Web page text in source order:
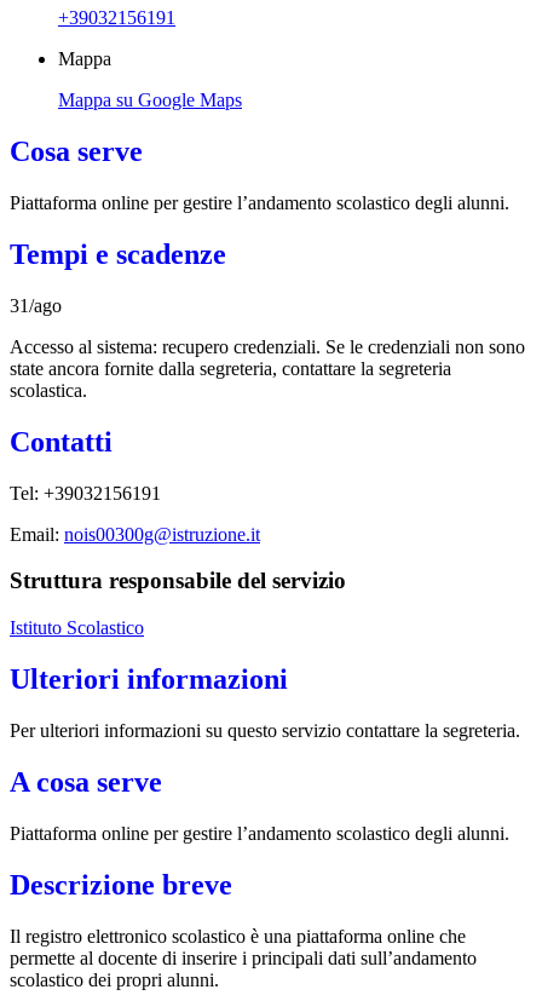
+39032156191
Mappa
Mappa su Google Maps
Cosa serve
Piattaforma online per gestire l’andamento scolastico degli alunni.
Tempi e scadenze
31/ago
Accesso al sistema: recupero credenziali. Se le credenziali non sono
state ancora fornite dalla segreteria, contattare la segreteria
scolastica.
Contatti
Tel: +39032156191
Email: nois00300g@istruzione.it
Struttura responsabile del servizio
Istituto Scolastico
Ulteriori informazioni
Per ulteriori informazioni su questo servizio contattare la segreteria.
A cosa serve
Piattaforma online per gestire l’andamento scolastico degli alunni.
Descrizione breve
Il registro elettronico scolastico è una piattaforma online che
permette al docente di inserire i principali dati sull’andamento
scolastico dei propri alunni.